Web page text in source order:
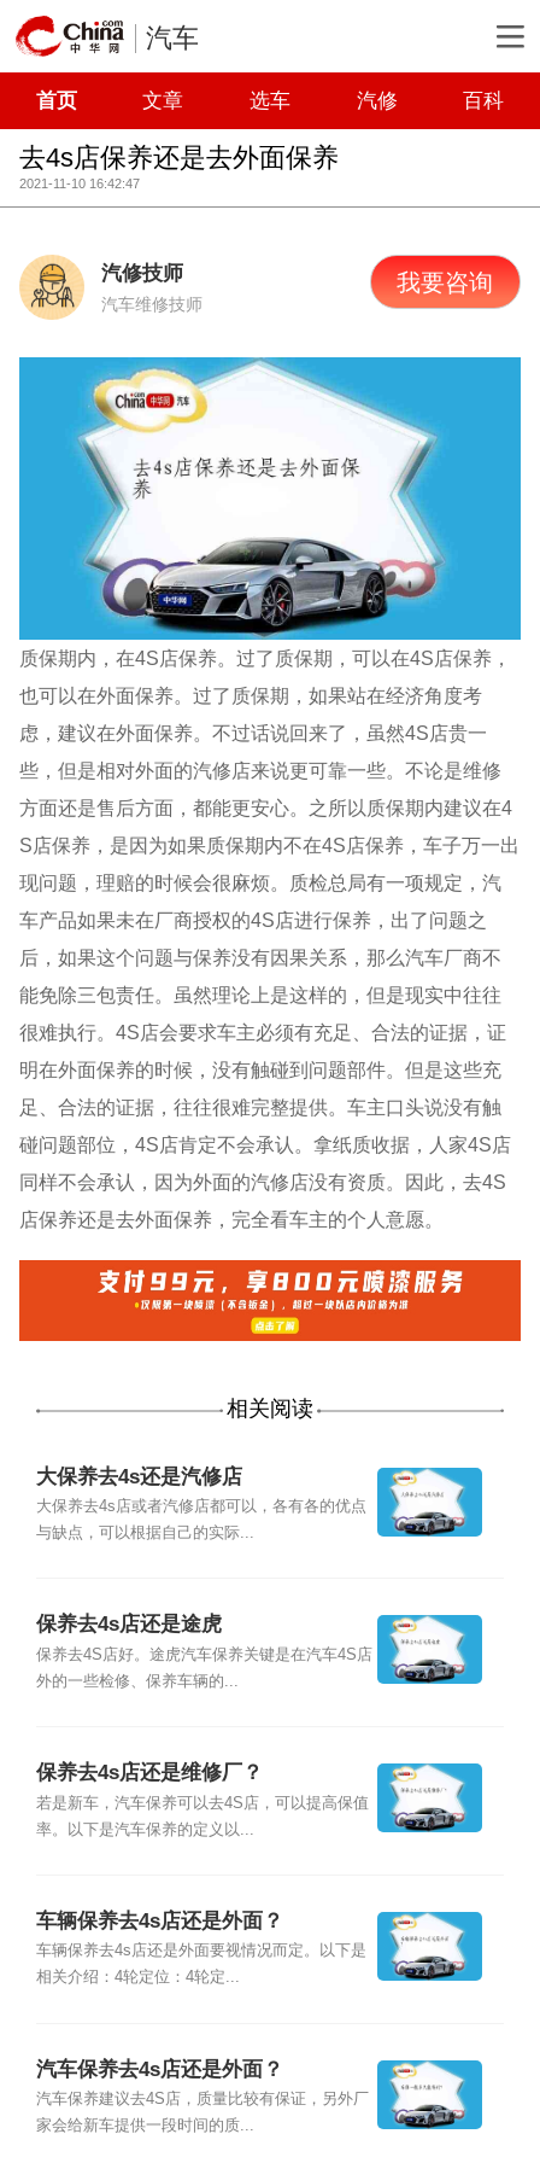
汽车
首页 文章 选车 汽修 百科
去4s店保养还是去外面保养
2021-11-10 16:42:47
汽修技师
汽车维修技师
我要咨询
质保期内，在4S店保养。过了质保期，可以在4S店保养，
也可以在外面保养。过了质保期，如果站在经济角度考
虑，建议在外面保养。不过话说回来了，虽然4S店贵一
些，但是相对外面的汽修店来说更可靠一些。不论是维修
方面还是售后方面，都能更安心。之所以质保期内建议在4
S店保养，是因为如果质保期内不在4S店保养，车子万一出
现问题，理赔的时候会很麻烦。质检总局有一项规定，汽
车产品如果未在厂商授权的4S店进行保养，出了问题之
后，如果这个问题与保养没有因果关系，那么汽车厂商不
能免除三包责任。虽然理论上是这样的，但是现实中往往
很难执行。4S店会要求车主必须有充足、合法的证据，证
明在外面保养的时候，没有触碰到问题部件。但是这些充
足、合法的证据，往往很难完整提供。车主口头说没有触
碰问题部位，4S店肯定不会承认。拿纸质收据，人家4S店
同样不会承认，因为外面的汽修店没有资质。因此，去4S
店保养还是去外面保养，完全看车主的个人意愿。
相关阅读
大保养去4s还是汽修店
大保养去4s店或者汽修店都可以，各有各的优点
与缺点，可以根据自己的实际...
保养去4s店还是途虎
保养去4S店好。途虎汽车保养关键是在汽车4S店
外的一些检修、保养车辆的...
保养去4s店还是维修厂？
若是新车，汽车保养可以去4S店，可以提高保值
率。以下是汽车保养的定义以...
车辆保养去4s店还是外面？
车辆保养去4s店还是外面要视情况而定。以下是
相关介绍：4轮定位：4轮定...
汽车保养去4s店还是外面？
汽车保养建议去4S店，质量比较有保证，另外厂
家会给新车提供一段时间的质...